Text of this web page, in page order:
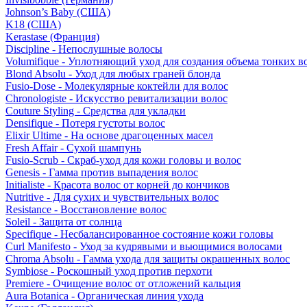
Johnson’s Baby (США)
K18 (США)
Kerastase (Франция)
Discipline - Непослушные волосы
Volumifique - Уплотняющий уход для создания объема тонких
Blond Absolu - Уход для любых граней блонда
Fusio-Dose - Молекулярные коктейли для волос
Chronologiste - Искусство ревитализации волос
Couture Styling - Средства для укладки
Densifique - Потеря густоты волос
Elixir Ultime - На основе драгоценных масел
Fresh Affair - Сухой шампунь
Fusio-Scrub - Скраб-уход для кожи головы и волос
Genesis - Гамма против выпадения волос
Initialiste - Красота волос от корней до кончиков
Nutritive - Для сухих и чувствительных волос
Resistance - Восстановление волос
Soleil - Защита от солнца
Specifique - Несбалансированное состояние кожи головы
Curl Manifesto - Уход за кудрявыми и вьющимися волосами
Chroma Absolu - Гамма ухода для защиты окрашенных волос
Symbiose - Роскошный уход против перхоти
Premiere - Очищение волос от отложений кальция
Aura Botanica - Органическая линия ухода